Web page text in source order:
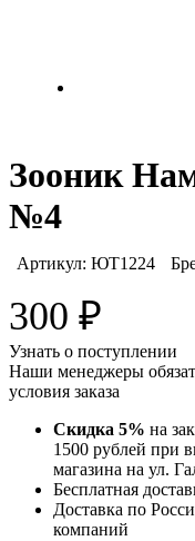
Зооник
№4
Артикул: ЮТ1224
300 ₽
Узнать о поступлении
Наши менеджеры
условия заказа
Скидка 5% на
1500 рублей при
магазина на ул.
Бесплатная
Доставка по
компаний